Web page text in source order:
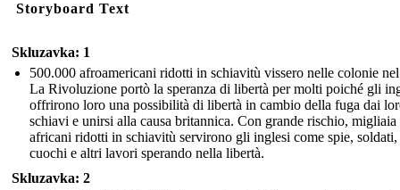
Storyboard Text
Skluzavka: 1
500.000 afroamericani ridotti in schiavitù vissero nelle colonie
La Rivoluzione portò la speranza di libertà per molti poiché gli
offrirono loro una possibilità di libertà in cambio della fuga dai
schiavi e unirsi alla causa britannica. Con grande rischio, migliaia
africani ridotti in schiavitù servirono gli inglesi come spie, soldati,
cuochi e altri lavori sperando nella libertà.
Skluzavka: 2